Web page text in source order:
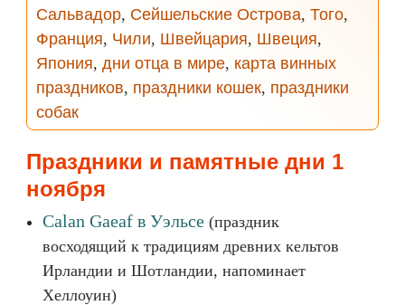
Сальвадор, Сейшельские Острова, Того,
Франция, Чили, Швейцария, Швеция,
Япония, дни отца в мире, карта винных
праздников, праздники кошек, праздники
собак
Праздники и памятные дни 1
ноября
Calan Gaeaf в Уэльсе (праздник
восходящий к традициям древних кельтов
Ирландии и Шотландии, напоминает
Хеллоуин)